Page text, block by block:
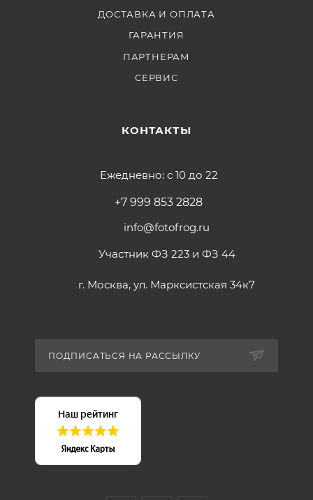
ДОСТАВКА И ОПЛАТА
ГАРАНТИЯ
ПАРТНЕРАМ
СЕРВИС
КОНТАКТЫ
Ежедневно: с 10 до 22
+7 999 853 2828
info@fotofrog.ru
Участник ФЗ 223 и ФЗ 44
г. Москва, ул. Марксистская 34к7
ПОДПИСАТЬСЯ НА РАССЫЛКУ